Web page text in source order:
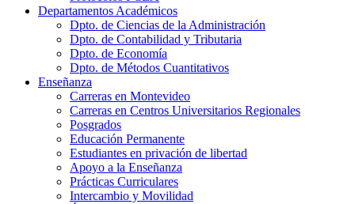
Departamentos Académicos
Dpto. de Ciencias de la Administración
Dpto. de Contabilidad y Tributaria
Dpto. de Economía
Dpto. de Métodos Cuantitativos
Enseñanza
Carreras en Montevideo
Carreras en Centros Universitarios Regionales
Posgrados
Educación Permanente
Estudiantes en privación de libertad
Apoyo a la Enseñanza
Prácticas Curriculares
Intercambio y Movilidad